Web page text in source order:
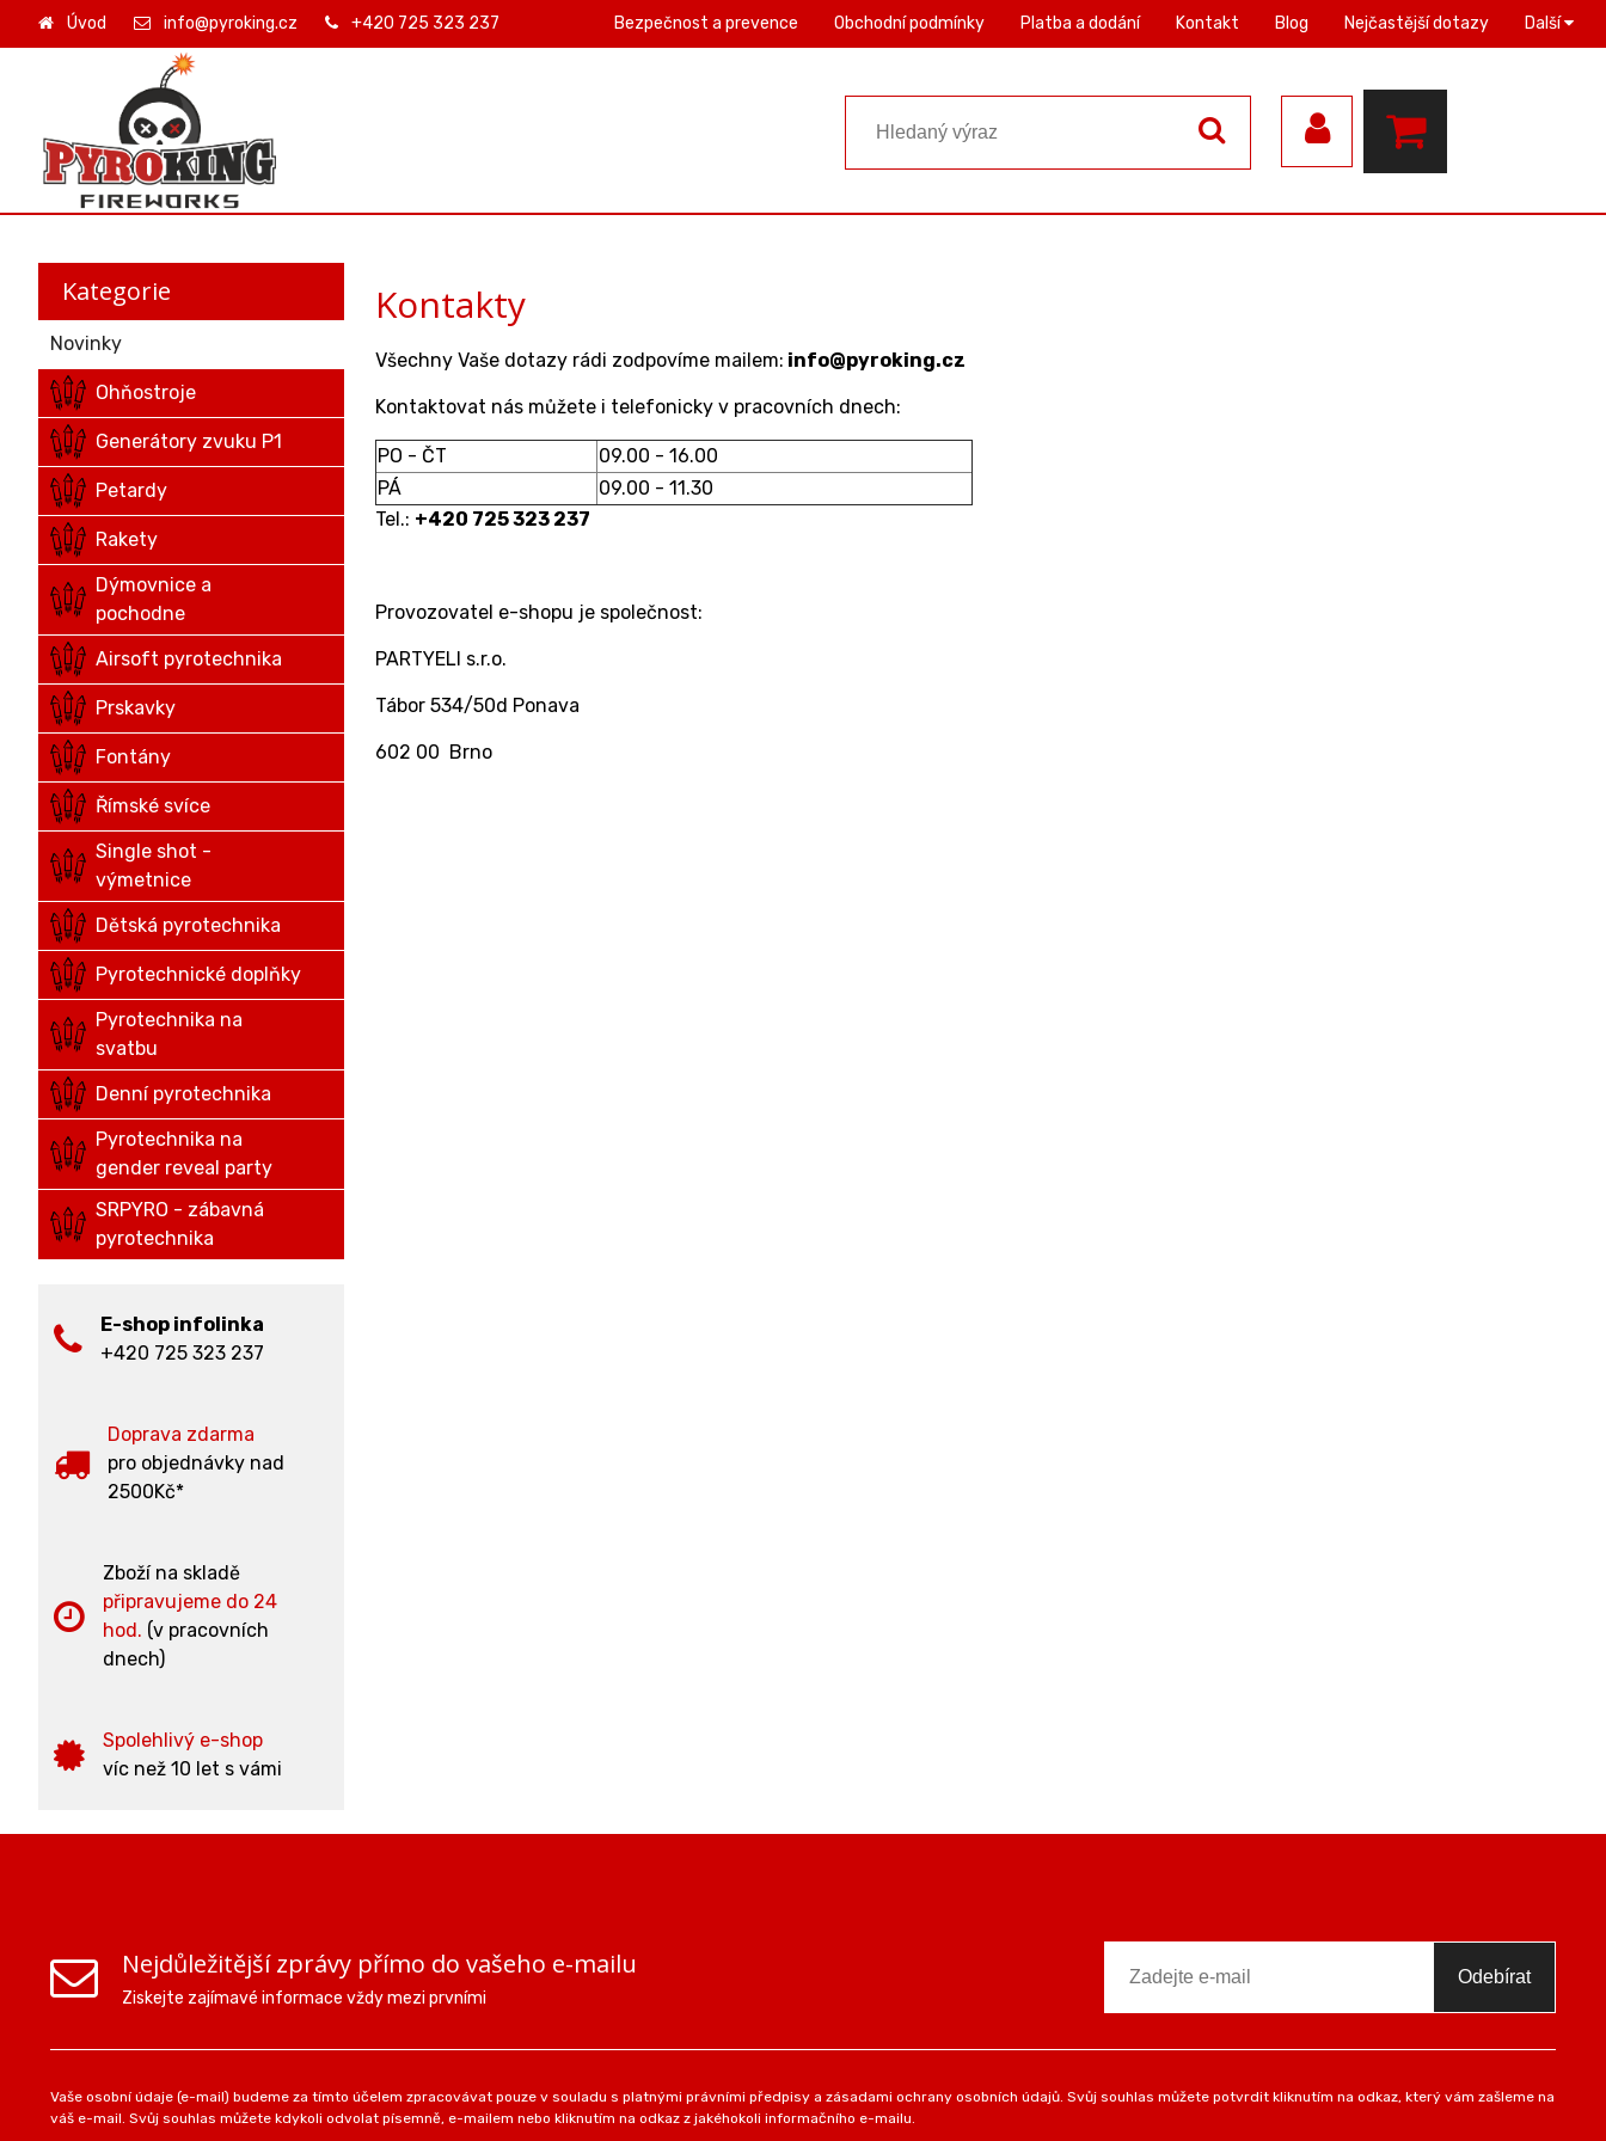
Úvod info@pyroking.cz +420 725 323 237 Bezpečnost a prevence Obchodní podmínky Platba a dodání Kontakt Blog Nejčastější dotazy Další
Kontakty
Všechny Vaše dotazy rádi zodpovíme mailem: info@pyroking.cz
Kontaktovat nás můžete i telefonicky v pracovních dnech:
PO - ČT
09.00 - 16.00
PÁ
09.00 - 11.30
Tel.: +420 725 323 237
Provozovatel e-shopu je společnost:
PARTYELI s.r.o.
Tábor 534/50d Ponava
602 00 Brno
Kategorie
Novinky
Ohňostroje
Generátory zvuku P1
Petardy
Rakety
Dýmovnice a
pochodne
Airsoft pyrotechnika
Prskavky
Fontány
Římské svíce
Single shot -
výmetnice
Dětská pyrotechnika
Pyrotechnické doplňky
Pyrotechnika na
svatbu
Denní pyrotechnika
Pyrotechnika na
gender reveal party
SRPYRO - zábavná
pyrotechnika
E-shop infolinka
+420 725 323 237
Doprava zdarma
pro objednávky nad
2500Kč*
Zboží na skladě
připravujeme do 24
hod. (v pracovních
dnech)
Spolehlivý e-shop
víc než 10 let s vámi
Nejdůležitější zprávy přímo do vašeho e-mailu
Ziskejte zajímavé informace vždy mezi prvními
Odebírat
Vaše osobní údaje (e-mail) budeme za tímto účelem zpracovávat pouze v souladu s platnými právními předpisy a zásadami ochrany osobních údajů. Svůj souhlas můžete potvrdit kliknutím na odkaz, který vám zašleme na
váš e-mail. Svůj souhlas můžete kdykoli odvolat písemně, e-mailem nebo kliknutím na odkaz z jakéhokoli informačního e-mailu.